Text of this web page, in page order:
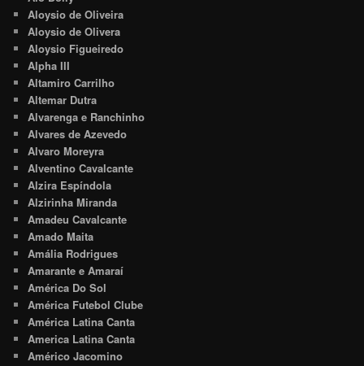
Aloysio de Oliveira
Aloysio de Olivera
Aloysio Figueiredo
Alpha III
Altamiro Carrilho
Altemar Dutra
Alvarenga e Ranchinho
Alvares de Azevedo
Alvaro Moreyra
Alventino Cavalcante
Alzira Espíndola
Alzirinha Miranda
Amadeu Cavalcante
Amado Maita
Amália Rodrigues
Amarante e Amaraí
América Do Sol
América Futebol Clube
América Latina Canta
America Latina Canta
Américo Jacomino